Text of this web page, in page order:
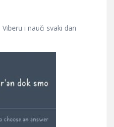
i nauči svaki dan